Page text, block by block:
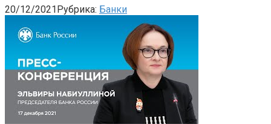
20/12/2021Рубрика: Банки